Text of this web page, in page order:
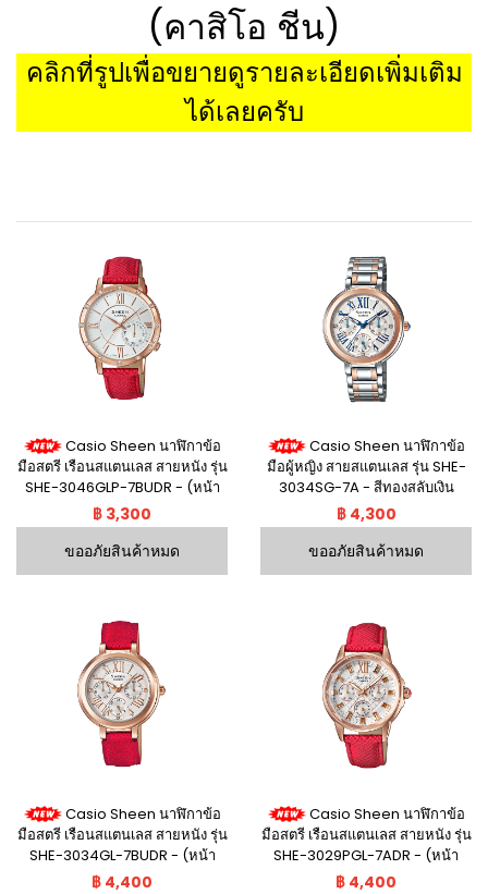
(คาสิโอ ชีน)
คลิกที่รูปเพื่อขยายดูรายละเอียดเพิ่มเติม
ได้เลยครับ
Casio Sheen นาฬิกาข้อ
มือสตรี เรือนสแตนเลส สายหนัง รุ่น
SHE-3046GLP-7BUDR - (หน้า
ขาว/โรสโกลด์)
฿ 3,300
ขออภัยสินค้าหมด
Casio Sheen นาฬิกาข้อ
มือผู้หญิง สายสแตนเลส รุ่น SHE-
3034SG-7A - สีทองสลับเงิน
฿ 4,300
ขออภัยสินค้าหมด
Casio Sheen นาฬิกาข้อ
มือสตรี เรือนสแตนเลส สายหนัง รุ่น
SHE-3034GL-7BUDR - (หน้า
ขาว/โรสโกลด์)
฿ 4,400
Casio Sheen นาฬิกาข้อ
มือสตรี เรือนสแตนเลส สายหนัง รุ่น
SHE-3029PGL-7ADR - (หน้า
ขาว/โรสโกลด์)
฿ 4,400